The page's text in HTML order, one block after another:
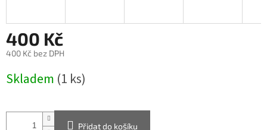
400 Kč
400 Kč bez DPH
cena:
Skladem (1 ks)
Přidat do košíku